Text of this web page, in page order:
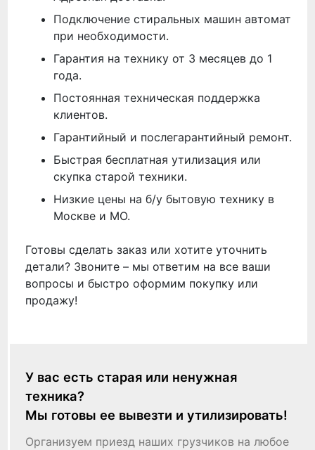
Подключение стиральных машин автомат
при необходимости.
Гарантия на технику от 3 месяцев до 1
года.
Постоянная техническая поддержка
клиентов.
Гарантийный и послегарантийный ремонт.
Быстрая бесплатная утилизация или
скупка старой техники.
Низкие цены на б/у бытовую технику в
Москве и МО.
Готовы сделать заказ или хотите уточнить
детали? Звоните – мы ответим на все ваши
вопросы и быстро оформим покупку или
продажу!
У вас есть старая или ненужная
техника?
Мы готовы ее вывезти и утилизировать!
Организуем приезд наших грузчиков на любое